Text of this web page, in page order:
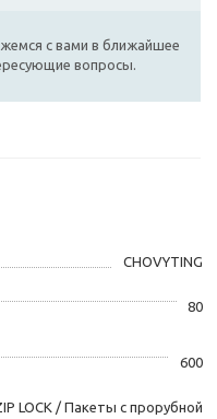
с вами в ближайшее
вопросы.
CHOVYTING
80
600
LOCK / Пакеты с прорубной